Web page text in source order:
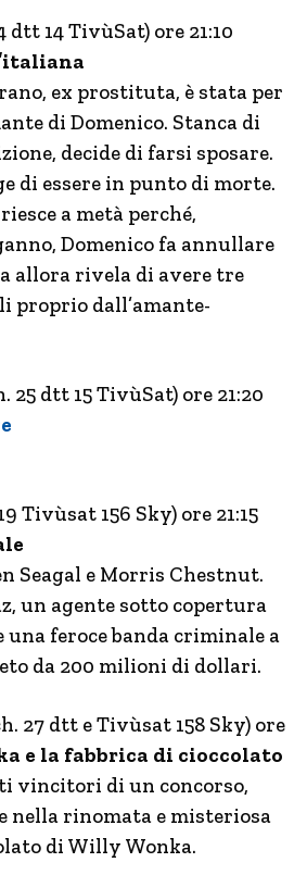
dtt 14 TivùSat) ore 21:10
ex prostituta, è stata per
di Domenico. Stanca di
decide di farsi sposare.
di essere in punto di morte.
a metà perché,
Domenico fa annullare
allora rivela di avere tre
proprio dall’amante-
25 dtt 15 TivùSat) ore 21:20
Tivùsat 156 Sky) ore 21:15
Seagal e Morris Chestnut.
un agente sotto copertura
una feroce banda criminale a
da 200 milioni di dollari.
27 dtt e Tivùsat 158 Sky) ore
e la fabbrica di cioccolato
vincitori di un concorso,
nella rinomata e misteriosa
di Willy Wonka.